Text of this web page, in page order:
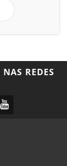
NAS REDES